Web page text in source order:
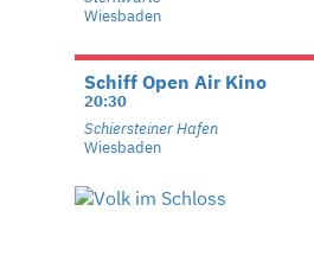
Wiesbaden
Schiff Open Air Kino
20:30
Schiersteiner Hafen
Wiesbaden